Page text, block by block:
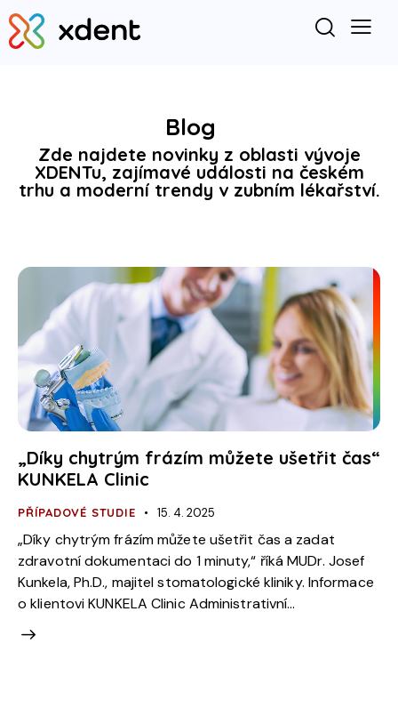
Blog
Zde najdete novinky z oblasti vývoje
XDENTu, zajímavé události na českém
trhu a moderní trendy v zubním lékařství.
„Díky chytrým frázím můžete ušetřit čas“
KUNKELA Clinic
PŘÍPADOVÉ STUDIE 15. 4. 2025
„Díky chytrým frázím můžete ušetřit čas a zadat
zdravotní dokumentaci do 1 minuty,“ říká MUDr. Josef
Kunkela, Ph.D., majitel stomatologické kliniky. Informace
o klientovi KUNKELA Clinic Administrativní…